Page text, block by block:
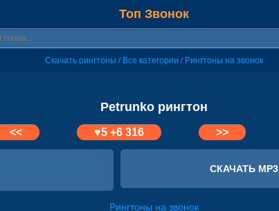
Топ Звонок
Скачать рингтоны / Все категории / Рингтоны на звонок
Petrunko рингтон
<< ♥5 +6 316 >>
СКАЧАТЬ MP3
Рингтоны на звонок